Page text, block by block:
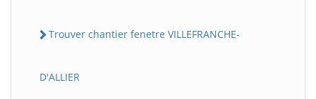
Trouver chantier fenetre VILLEFRANCHE-
D'ALLIER